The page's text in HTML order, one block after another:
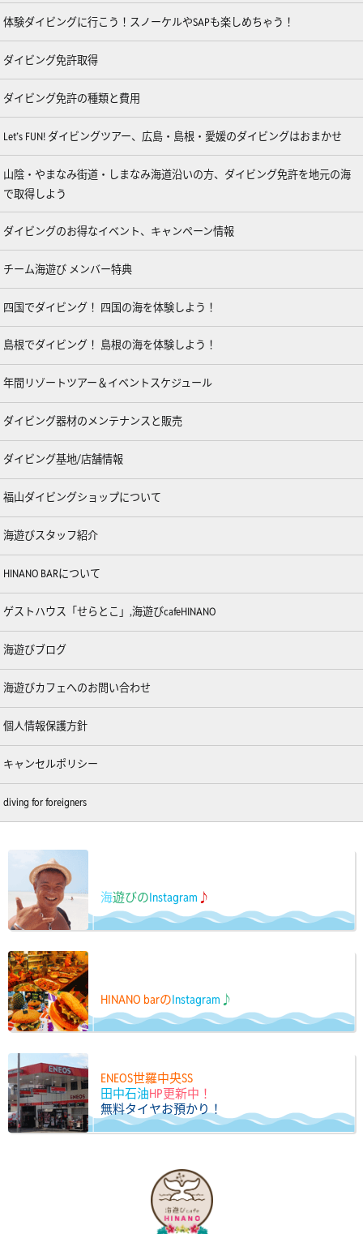
体験ダイビングに行こう！スノーケルやSAPも楽しめちゃう！
ダイビング免許取得
ダイビング免許の種類と費用
Let’s FUN! ダイビングツアー、広島・島根・愛媛のダイビングはおまかせ
山陰・やまなみ街道・しまなみ海道沿いの方、ダイビング免許を地元の海
で取得しよう
ダイビングのお得なイベント、キャンペーン情報
チーム海遊び メンバー特典
四国でダイビング！ 四国の海を体験しよう！
島根でダイビング！ 島根の海を体験しよう！
年間リゾートツアー＆イベントスケジュール
ダイビング器材のメンテナンスと販売
ダイビング基地/店舗情報
福山ダイビングショップについて
海遊びスタッフ紹介
HINANO BARについて
ゲストハウス「せらとこ」,海遊びcafeHINANO
海遊びブログ
海遊びカフェへのお問い合わせ
個人情報保護方針
キャンセルポリシー
diving for foreigners
海遊びのInstagram ♪
HINANO barのInstagram ♪
ENEOS世羅中央SS
田中石油HP更新中！
無料タイヤお預かり！